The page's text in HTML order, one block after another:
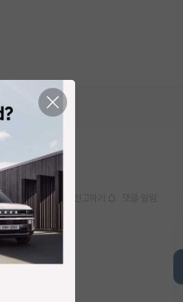
스크랩